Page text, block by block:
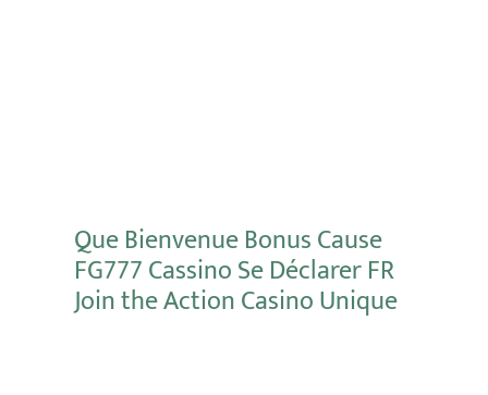
Que Bienvenue Bonus Cause
FG777 Cassino Se Déclarer FR
Join the Action Casino Unique